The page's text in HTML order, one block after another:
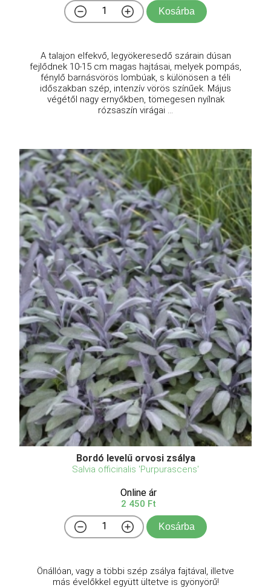
Kosárba
A talajon elfekvő, legyökeresedő szárain dúsan
fejlődnek 10-15 cm magas hajtásai, melyek pompás,
fénylő barnásvörös lombúak, s különösen a téli
időszakban szép, intenzív vörös színűek. Május
végétől nagy ernyőkben, tömegesen nyílnak
rózsaszín virágai ...
Bordó levelű orvosi zsálya
Salvia officinalis 'Purpurascens'
Online ár
2 450 Ft
Kosárba
Önállóan, vagy a többi szép zsálya fajtával, illetve
más évelőkkel együtt ültetve is gyönyörű!